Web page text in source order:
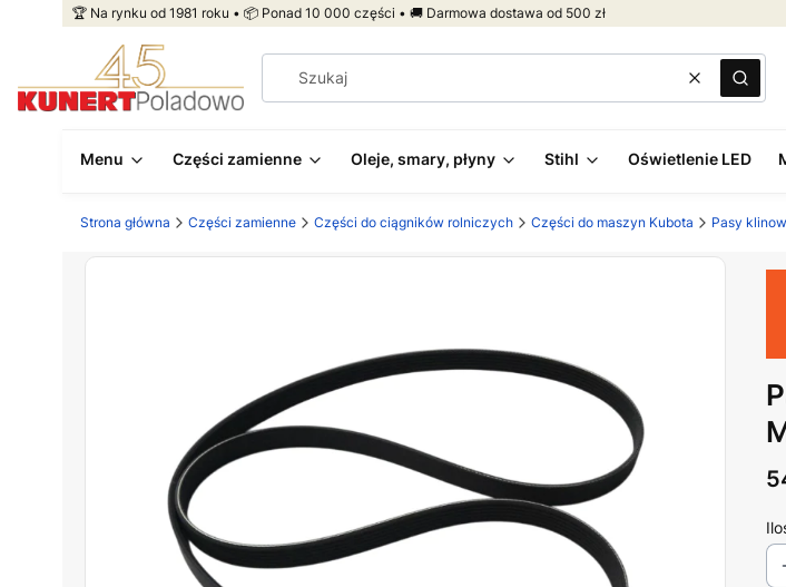
🏆 Na rynku od 1981 roku • 📦 Ponad 10 000 części • 🚚 Darmowa dostawa od 500 zł
WyczyśćSzukaj
Menu Części zamienne Oleje, smary, płyny Stihl Oświetlenie LED
Strona główna Części zamienne Części do ciągników rolniczych Części do maszyn Kubota Pasy